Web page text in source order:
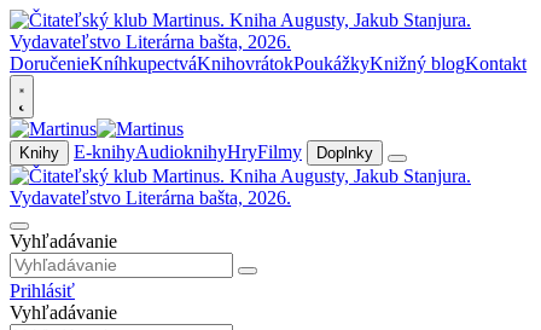
DoručenieKníhkupectváKnihovrátokPoukážkyKnižný blogKontakt
Knihy E-knihyAudioknihyHryFilmy Doplnky
Vyhľadávanie
Prihlásiť
Vyhľadávanie